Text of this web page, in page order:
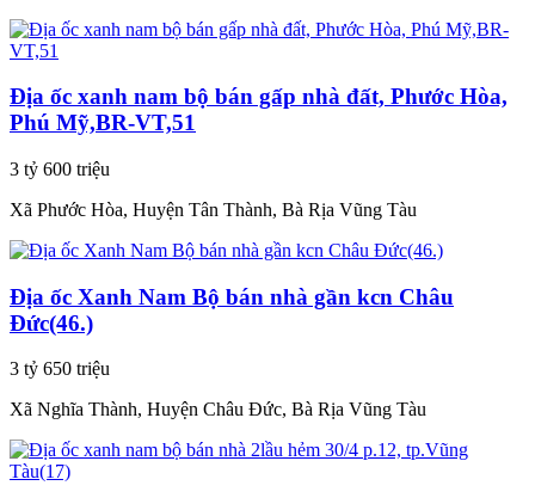
Địa ốc xanh nam bộ bán gấp nhà đất, Phước Hòa,
Phú Mỹ,BR-VT,51
3 tỷ 600 triệu
Xã Phước Hòa, Huyện Tân Thành, Bà Rịa Vũng Tàu
Địa ốc Xanh Nam Bộ bán nhà gần kcn Châu
Đức(46.)
3 tỷ 650 triệu
Xã Nghĩa Thành, Huyện Châu Đức, Bà Rịa Vũng Tàu